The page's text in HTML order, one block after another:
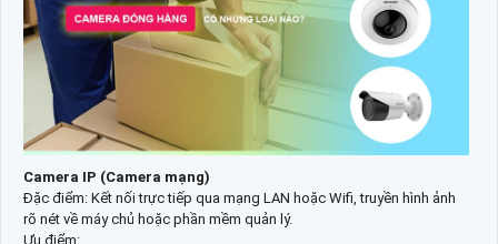
Camera IP (Camera mạng)
Đặc điểm: Kết nối trực tiếp qua mạng LAN hoặc Wifi, truyền hình ảnh
rõ nét về máy chủ hoặc phần mềm quản lý.
Ưu điểm: